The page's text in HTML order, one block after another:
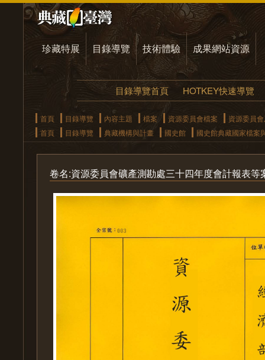
珍藏特展 目錄導覽 技術體驗 成果網站資源
目錄導覽首頁 HOTKEY快速導覽
首頁 目錄導覽 內容主題 檔案 資源委員會檔案
資源委員
首頁
目錄導覽 典藏機構與計畫 國史館 國史館典藏國家檔案
卷名:資源委員會礦產測勘處三十四年度會計報表等